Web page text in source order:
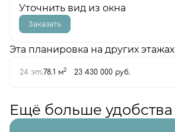
Уточнить вид из окна
Заказать
Эта планировка на других этажах
24 эт.78.1 м2 23 430 000 руб.
Ещё больше удобства